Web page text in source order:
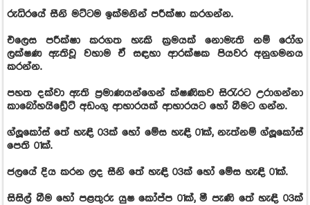
රුධිරයේ සීනි මට්ටම ඉක්මනින් පරීක්ෂා කරගන්න.
එලෙස පරීක්ෂා කරගත හැකි ක්‍රමයක් නොමැති නම් රෝග
ලක්ෂණ ඇතිවූ වහාම ඒ සඳහා ආරක්ෂක පියවර අනුගමනය
කරන්න.
පහත දක්වා ඇති ප්‍රමාණයන්ගෙන් ක්ෂණිකව සිරැරට උරාගන්නා
කාබෝහයිඩ්‍රේට් අඩංගු ආහාරයක් ආහාරයට හෝ බීමට ගන්න.
ග්ලූකෝස් තේ හැඳි 03ක් හෝ මේස හැඳි 01ක්, නැත්නම් ග්ලූකෝස්
පෙති 01ක්.
ජලයේ දිය කරන ලද සීනි තේ හැඳි 03ක් හෝ මේස හැඳි 01ක්.
සිසිල් බීම හෝ පළතුරු යුෂ කෝප්ප 01ක්, මී පැණි තේ හැඳි 03ක්